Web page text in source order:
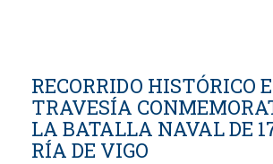
RECORRIDO HISTÓRICO
TRAVESÍA
LA BATALLA NAVAL DE
RÍA DE VIGO